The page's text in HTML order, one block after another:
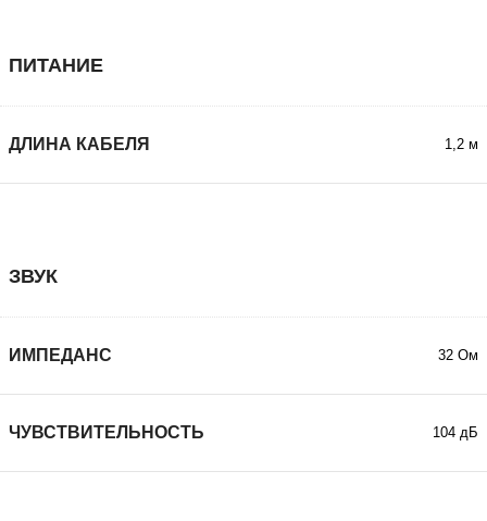
ПИТАНИЕ
ДЛИНА КАБЕЛЯ 1,2 м
ЗВУК
ИМПЕДАНС 32 Ом
ЧУВСТВИТЕЛЬНОСТЬ 104 дБ